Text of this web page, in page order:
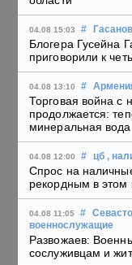
04.08 15:03 # Гасанов
Блогера Гусейна
приговорили к
04.08 13:10 #
Торговая война с
продолжается:
минеральная вода
04.08 12:00 # цб ,
Спрос на
рекордным в этом
04.08 11:05 #
военнослужащие
Развожаев:
сослуживцам и